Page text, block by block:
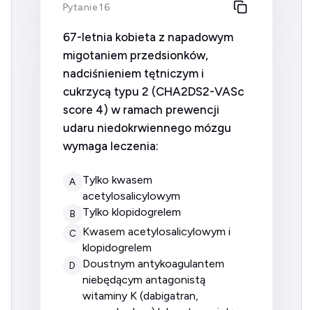
Pytanie 16
67-letnia kobieta z napadowym
migotaniem przedsionków,
nadciśnieniem tętniczym i
cukrzycą typu 2 (CHA2DS2-VASc
score 4) w ramach prewencji
udaru niedokrwiennego mózgu
wymaga leczenia:
A
tylko kwasem
acetylosalicylowym
B tylko klopidogrelem
C
kwasem acetylosalicylowym i
klopidogrelem
D
doustnym antykoagulantem
niebędącym antagonistą
witaminy K (dabigatran,